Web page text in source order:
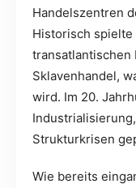
Handelszentren
Historisch
transatlantischen
Sklavenhandel,
wird. Im 20.
Strukturkrisen
Wie bereits